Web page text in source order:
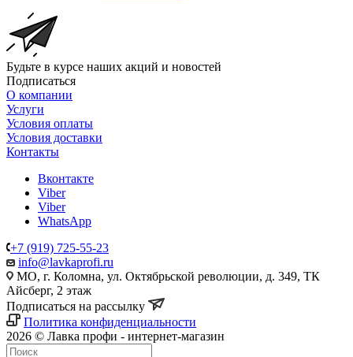
Будьте в курсе наших акций и новостей
Подписаться
О компании
Услуги
Условия оплаты
Условия доставки
Контакты
Вконтакте
Viber
Viber
WhatsApp
+7 (919) 725-55-23
info@lavkaprofi.ru
МО, г. Коломна, ул. Октябрьской революции, д. 349, ТК
Айсберг, 2 этаж
Подписаться на рассылку
Политика конфиденциальности
2026 © Лавка профи - интернет-магазин